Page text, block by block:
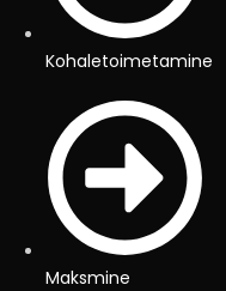
Kohaletoimetamine
Maksmine